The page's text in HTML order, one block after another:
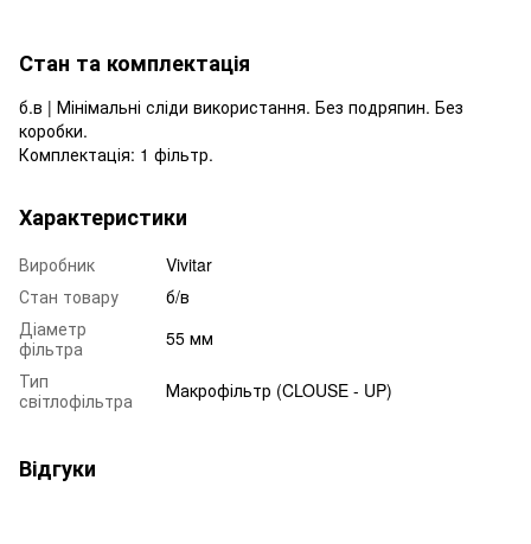
Стан та комплектація
б.в | Мінімальні сліди використання. Без подряпин. Без
коробки.
Комплектація: 1 фільтр.
Характеристики
Виробник
Vivitar
Стан товару
б/в
Діаметр
фільтра
55 мм
Тип
світлофільтра
Макрофільтр (CLOUSE - UP)
Відгуки